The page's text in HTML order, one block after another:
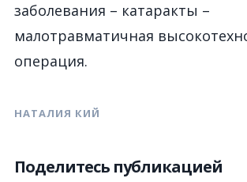
заболевания – катаракты –
малотравматичная
операция.
НАТАЛИЯ КИЙ
Поделитесь публикацией